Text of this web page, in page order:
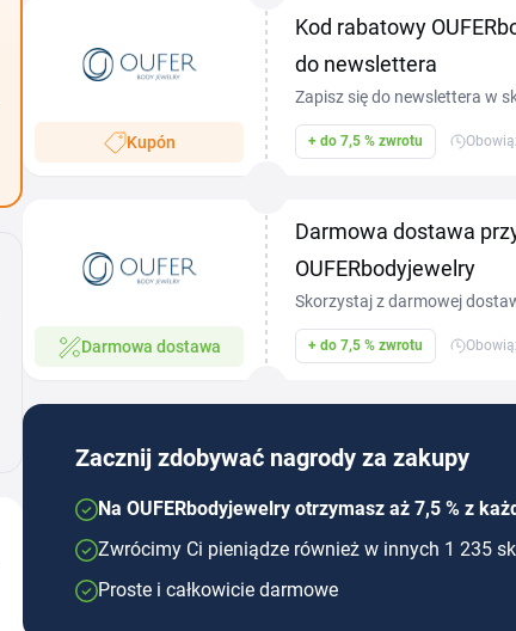
Kupón
Kod rabatowy
do newslettera
Zapisz się do newslettera w
otrzymaj –10% zniżki na
+ do 7,5 % zwrotu
Darmowa dostawa
Darmowa dostawa
OUFERbodyjewelry
Skorzystaj z darmowej
+ do 7,5 % zwrotu
Zacznij zdobywać nagrody za zakupy
Na OUFERbodyjewelry otrzymasz aż 7,5 % z
Zwrócimy Ci pieniądze również w innych 1 235
Proste i całkowicie darmowe